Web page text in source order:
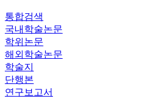
통합검색
국내학술논문
학위논문
해외학술논문
학술지
단행본
연구보고서